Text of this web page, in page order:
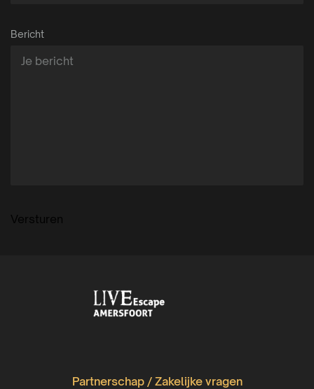
Bericht
Versturen
Partnerschap / Zakelijke vragen